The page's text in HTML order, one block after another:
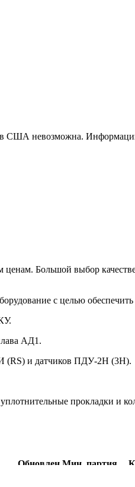
США невозможна.
Большой выбор
с целью
АД1.
(RS) и датчиков ПДУ-2Н (3Н).
прокладки и
Обновлен Мин. партия